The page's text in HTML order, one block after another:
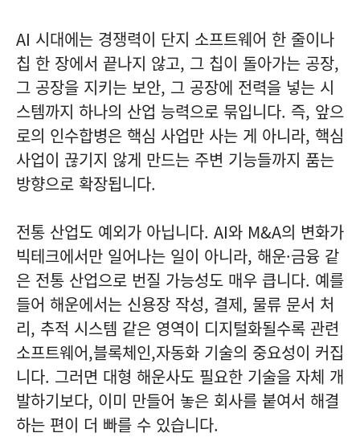
AI 시대에는 경쟁력이 단지 소프트웨어 한 줄이나
칩 한 장에서 끝나지 않고, 그 칩이 돌아가는 공장,
그 공장을 지키는 보안, 그 공장에 전력을 넣는 시
스템까지 하나의 산업 능력으로 묶입니다. 즉, 앞으
로의 인수합병은 핵심 사업만 사는 게 아니라, 핵심
사업이 끊기지 않게 만드는 주변 기능들까지 품는
방향으로 확장됩니다.
전통 산업도 예외가 아닙니다. AI와 M&A의 변화가
빅테크에서만 일어나는 일이 아니라, 해운·금융 같
은 전통 산업으로 번질 가능성도 매우 큽니다. 예를
들어 해운에서는 신용장 작성, 결제, 물류 문서 처
리, 추적 시스템 같은 영역이 디지털화될수록 관련
소프트웨어,블록체인,자동화 기술의 중요성이 커집
니다. 그러면 대형 해운사도 필요한 기술을 자체 개
발하기보다, 이미 만들어 놓은 회사를 붙여서 해결
하는 편이 더 빠를 수 있습니다.